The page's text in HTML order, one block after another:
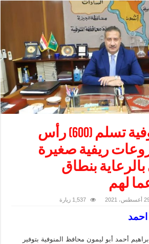
أورمان المنوفية تسلم (600) رأس
ريفية صغيرة
بالرعاية بنطاق
لهم
2021 1,537 زيارة
أحمد أبو ليمون محافظ المنوفية بتوفير